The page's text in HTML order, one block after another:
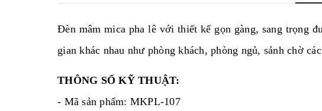
Đèn mâm mica pha lê với thiết kế gọn gàng, sang trọng
gian khác nhau như phòng khách, phòng ngủ, sảnh chờ
THÔNG SỐ KỸ THUẬT:
- Mã sản phẩm: MKPL-107